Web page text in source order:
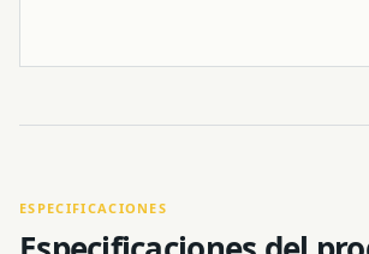
ESPECIFICACIONES